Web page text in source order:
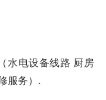
水电设备线路 厨房
服务）.